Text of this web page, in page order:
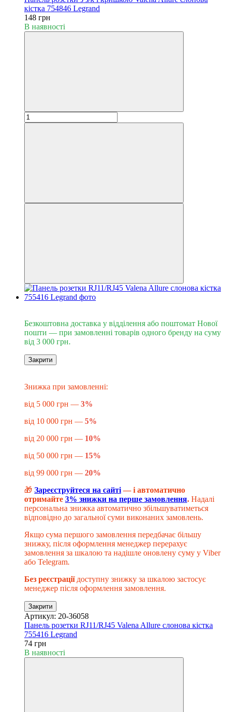
кістка 754846 Legrand
148 грн
В наявності
Безкоштовна доставка у відділення або поштомат Нової
пошти — при замовленні товарів одного бренду на суму
від 3 000 грн.
Закрити
​​​​​Знижка при замовленні:
від 5 000 грн — 3%
від 10 000 грн — 5%
від 20 000 грн — 10%
від 50 000 грн — 15%
від 99 000 грн — 20%
🎁 Зареєструйтеся на сайті— і автоматично
отримайте 3% знижки на перше замовлення. Надалі
персональна знижка автоматично збільшуватиметься
відповідно до загальної суми виконаних замовлень.
Якщо сума першого замовлення передбачає більшу
знижку, після оформлення менеджер перерахує
замовлення за шкалою та надішле оновлену суму у Viber
або Telegram.
Без реєстраціїдоступну знижку за шкалою застосує
менеджер після оформлення замовлення.
Закрити
Артикул: 20-36058
Панель розетки RJ11/RJ45 Valena Allure слонова кістка
755416 Legrand
74 грн
В наявності